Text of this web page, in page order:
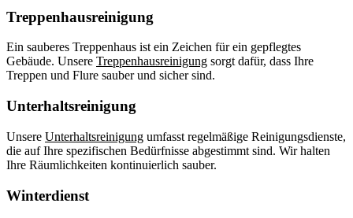
Treppenhausreinigung
Ein sauberes Treppenhaus ist ein Zeichen für ein gepflegtes
Gebäude. Unsere Treppenhausreinigung sorgt dafür, dass Ihre
Treppen und Flure sauber und sicher sind.
Unterhaltsreinigung
Unsere Unterhaltsreinigung umfasst regelmäßige Reinigungsdienste,
die auf Ihre spezifischen Bedürfnisse abgestimmt sind. Wir halten
Ihre Räumlichkeiten kontinuierlich sauber.
Winterdienst